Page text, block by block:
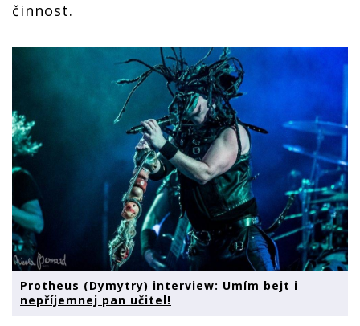
činnost.
Protheus (Dymytry) interview: Umím bejt i
nepříjemnej pan učitel!